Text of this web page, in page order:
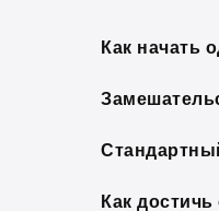
Как начать
Как